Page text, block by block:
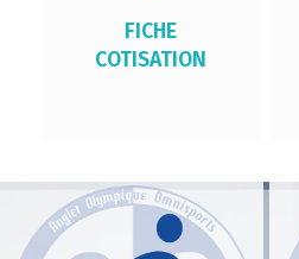
FICHE
COTISATION